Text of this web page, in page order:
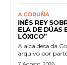
A CORUÑA
INÉS REY
ELA DE DÚAS
LÓXICO”
A alcaldesa da
arquivo por